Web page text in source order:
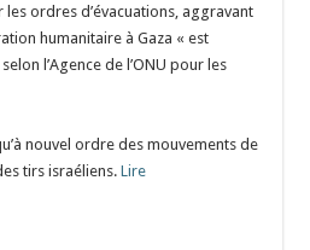
ordres d’évacuations, aggravant
humanitaire à Gaza « est
l’Agence de l’ONU pour les
nouvel ordre des mouvements de
tirs israéliens. Lire